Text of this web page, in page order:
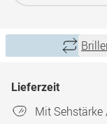
Lieferzeit
Mit Sehstärke